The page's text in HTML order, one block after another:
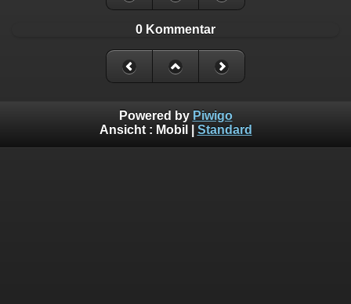
0 Kommentar
Powered by Piwigo
Ansicht : Mobil Standard